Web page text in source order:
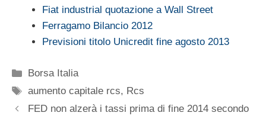
Fiat industrial quotazione a Wall Street
Ferragamo Bilancio 2012
Previsioni titolo Unicredit fine agosto 2013
Categorie
Borsa Italia
Tag
aumento capitale rcs, Rcs
FED non alzerà i tassi prima di fine 2014 secondo